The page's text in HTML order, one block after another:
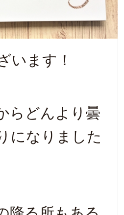
います！
らどんより曇
になりました